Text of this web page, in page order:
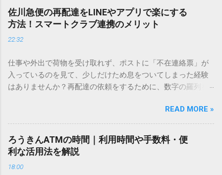
し、似た漢字が多すぎて結局見つからないことも少なくあり
ません。 そこで今回は、IMEパッドを使わずに、特定のコー
ドを打ち込むだけで一瞬で旧字や外字、特殊記号を呼び出す
「文字コード入力」のテクニックを詳しく解説します。 この
必要はありません。 1. なぜ「変換」しても旧字・外字が出て
こないのか？ そもそも、なぜ普通の変換で出てこない漢字が
あるのでしょうか。その理由は、パソコンが文字を認識する
は、JIS規格（日本産業規格）によって「第1水準」「第2水
準」といった形で整理されています。しかし、人名や地名に
使われる非常に古い漢字（旧字）や、特定の組織だけで作ら
れた「外字」は、この一般的な変換リストに含まれていない
佐川急便の再配達をLINEやアプリで楽にする
方法！スマートクラブ連携のメリット
22:32
仕事や外出で荷物を受け取れず、ポストに「不在連絡票」が
入っているのを見て、少しだけため息をついてしまった経験
はありませんか？再配達の依頼をするために、数字の羅列を
ことに申し訳なさを感じたりすることもあるかもしれませ
ん。 「もっとスムーズに、自分のタイミングで受け取りた
い」 「わざわざ電話をかけずに、スマホ一つで完結させた
い」 そんな願いを叶えてくれるのが、佐川急便の会員制サー
ビス「スマートクラブ」と、LINEや公式アプリの連携です。
これらを活用するだけで、再配達のストレスは驚くほど軽く
READ MORE »
ろうきんATMの時間｜利用時間や手数料・便
利な活用法を解説
18:00